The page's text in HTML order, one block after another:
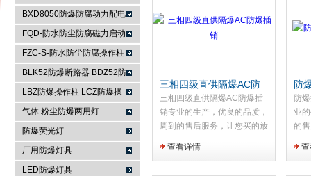
浙江依客思电气有限公司
BXD8050防爆防腐动力配电
箱
FQD-防水防尘防腐磁力启动
器
FZC-S-防水防尘防腐操作柱
FXK-S防水防尘防腐控制箱
BLK52防爆断路器 BDZ52防
爆断路器
LBZ防爆操作柱 LCZ防爆操
作柱
气体 粉尘防爆两用灯
防爆荧光灯
厂用防爆灯具
LED防爆灯具
三相四级直供隔爆AC防
爆插销
三相四级直供隔爆AC防爆插
销专业的生产，优良的品质，
周到的售后服务，让您买的放
道工序，用心做产品，才会做
查看详情
防
防
业
的